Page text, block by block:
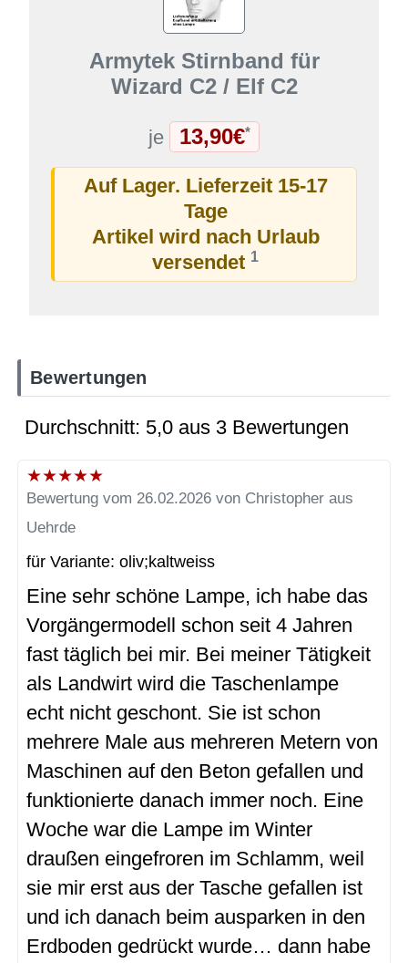
Armytek Stirnband für
Wizard C2 / Elf C2
je 13,90€*
Auf Lager. Lieferzeit 15-17
Tage
Artikel wird nach Urlaub
versendet 1
Bewertungen
Durchschnitt: 5,0 aus 3 Bewertungen
★★★★★
Bewertung vom 26.02.2026 von Christopher aus
Uehrde
für Variante: oliv;kaltweiss
Eine sehr schöne Lampe, ich habe das
Vorgängermodell schon seit 4 Jahren
fast täglich bei mir. Bei meiner Tätigkeit
als Landwirt wird die Taschenlampe
echt nicht geschont. Sie ist schon
mehrere Male aus mehreren Metern von
Maschinen auf den Beton gefallen und
funktionierte danach immer noch. Eine
Woche war die Lampe im Winter
draußen eingefroren im Schlamm, weil
sie mir erst aus der Tasche gefallen ist
und ich danach beim ausparken in den
Erdboden gedrückt wurde… dann habe